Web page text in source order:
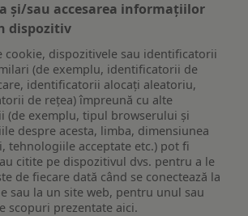
și/sau accesarea informațiilor
dispozitiv
cookie, dispozitivele sau identificatorii
(de exemplu, identificatorii de
identificatorii alocați aleatoriu,
de rețea) împreună cu alte
(de exemplu, tipul browserului și
despre acesta, limba, dimensiunea
tehnologiile acceptate etc.) pot fi
citite pe dispozitivul dvs. pentru a le
de fiecare dată când se conectează la
sau la un site web, pentru unul sau
scopuri prezentate aici.